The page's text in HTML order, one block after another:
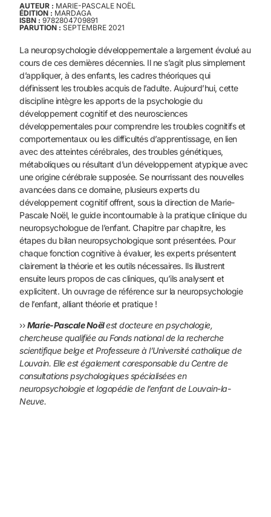
AUTEUR : MARIE-PASCALE NOËL
ÉDITION : MARDAGA
ISBN : 9782804709891
PARUTION :SEPTEMBRE 2021
La neuropsychologie développementale a largement évolué au
cours de ces dernières décennies. Il ne s’agit plus simplement
d’appliquer, à des enfants, les cadres théoriques qui
définissent lestroubles acquis de l’adulte. Aujourd’hui, cette
discipline intègre lesapports de la psychologie du
développement cognitif et des neurosciences
développementales pour comprendre les troublescognitifs et
comportementaux ou les difficultés d’apprentissage,en lien
avec des atteintes cérébrales, des troubles génétiques,
métaboliques ou résultant d’un développement atypique avec
une origine cérébrale supposée. Se nourrissant des nouvelles
avancées dans ce domaine, plusieursexperts du
développement cognitif offrent, sous la direction de Marie-
Pascale Noël, le guide incontournable à la pratique cliniquedu
neuropsychologue de l’enfant. Chapitre par chapitre, les
étapesdu bilan neuropsychologique sont présentées. Pour
chaque fonctioncognitive à évaluer, les experts présentent
clairement lathéorie et les outils nécessaires. Ils illustrent
ensuite leurs proposde cas cliniques, qu’ils analysent et
explicitent. Un ouvrage de référence sur la neuropsychologie
de l’enfant, alliant théorie et pratique !
››Marie-Pascale Noëlest docteure en psychologie,
chercheusequalifiée au Fonds national de la recherche
scientifique belge etProfesseure à l’Université catholique de
Louvain. Elle est égalementcoresponsable du Centre de
consultations psychologiquesspécialisées en
neuropsychologie et logopédie de l’enfant deLouvain-la-
Neuve.